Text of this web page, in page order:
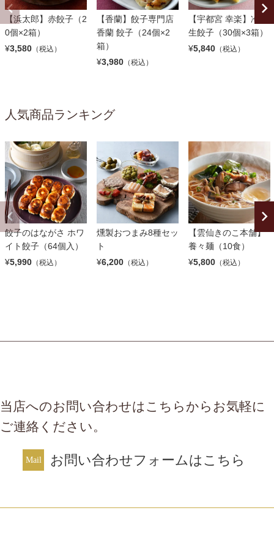
【浜太郎】赤餃子（2
0個×2箱）
¥3,580 （税込）
【香蘭】餃子専門店
香蘭 餃子（24個×2
箱）
¥3,980 （税込）
【宇都宮 幸楽】冷凍
生餃子（30個×3箱）
¥5,840 （税込）
人気商品ランキング
餃子のはながさ ホワ
イト餃子（64個入）
¥5,990 （税込）
燻製おつまみ8種セッ
ト
¥6,200 （税込）
【雲仙きのこ本舗】
養々麺（10食）
¥5,800 （税込）
当店へのお問い合わせはこちらからお気軽に
ご連絡ください。
お問い合わせフォームはこちら